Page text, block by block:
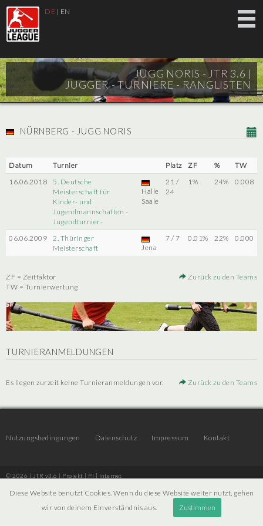
DE | EN
JUGG NORIS - JTR 3.6 |
JUGGER - TURNIERE - RANGLISTEN
NÜRNBERG - JUGG NORIS
Datum Turnier Platz ZF %
TW
16.06.2018
5. Deutsche
Meisterschaft für
Kinder- und
Jugendmannschaften -
Jugendturnier-
Halle
Saale
21 /
24
1% 24% 0.008
06.06.2009
2. Thüringer
Meisterschaft
Jena
7 / 7 0.01% 22% 0.000
ZF = Zeitfaktor
TW = Turnierwertung
Zurück zu den Teams
TURNIERANMELDUNGEN
Es liegen zurzeit keine Turnieranmeldungen vor. Zurück zu den Teams
Nutzungsbedingungen Datenschutz Impressum Kontakt
© 2026 | JTR v3.6 | Projekt [ PI ] Internet
Diese Website benutzt Cookies. Wenn du diese Website weiter nutzt, gehen
wir von deinem Einverständnis aus.
Zustimmen